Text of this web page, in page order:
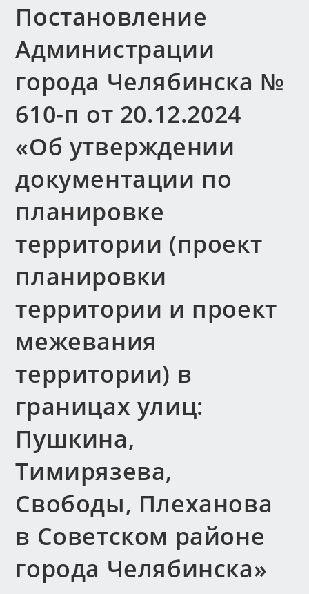
Постановление
Администрации
города Челябинска №
610-п от 20.12.2024
«Об утверждении
документации по
планировке
территории (проект
планировки
территории и проект
межевания
территории) в
границах улиц:
Пушкина,
Тимирязева,
Свободы, Плеханова
в Советском районе
города Челябинска»